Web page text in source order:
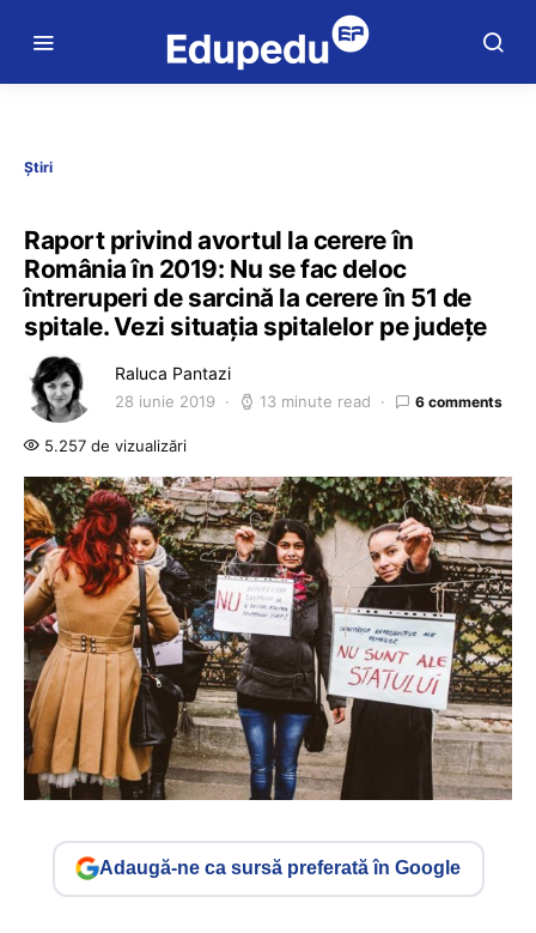
Știri
Raport privind avortul la cerere în
România în 2019: Nu se fac deloc
întreruperi de sarcină la cerere în 51 de
spitale. Vezi situația spitalelor pe județe
Raluca Pantazi
28 iunie 2019 13 minute read 6 comments
5.257 de vizualizări
Adaugă-ne ca sursă preferată în Google